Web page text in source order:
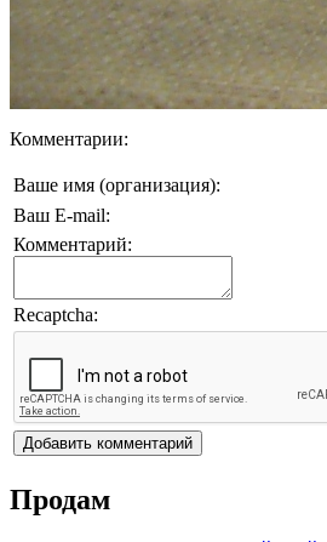
Комментарии:
Ваше имя (организация):
Ваш E-mail:
Комментарий:
Recaptcha:
Продам